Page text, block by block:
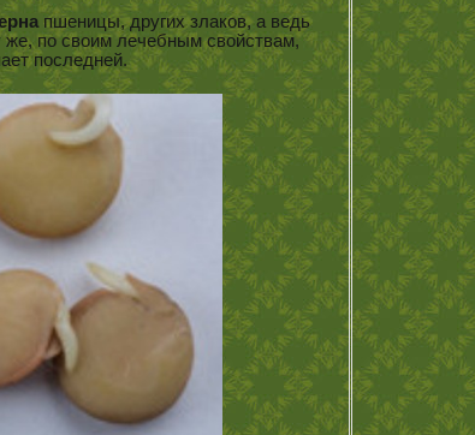
пшеницы, других злаков, а ведь
же, по своим лечебным свойствам,
последней.